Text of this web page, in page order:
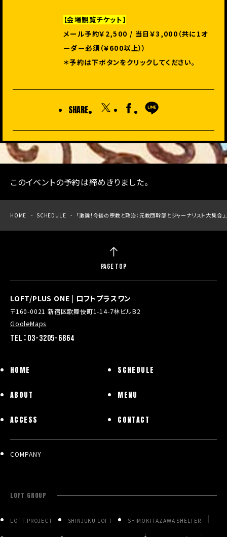
【会場観覧チケット】
メール予約￥2,500 / 当日￥3,000（共に1オ
ーダー必須（￥600以上））
＊予約は下ボタンをクリックしてください。
SHARE
このイベントの予約は締めきりました。
HOME SCHEDULE 「激論！今後の宗教と政治：元教団幹部とジャーナリスト大集
LOFT/PLUS ONE | ロフトプラスワン
〒160-0021 新宿区歌舞伎町1-14-7林ビルB2
GooleMaps
TEL：03-3205-6864
HOME SCHEDULE
ABOUT MENU
ACCESS CONTACT
COMPANY
LOFT GROUP
LOFT PROJECT SHINJUKU LOFT SHIMOKITAZAWA SHELTER
PAGE TOP